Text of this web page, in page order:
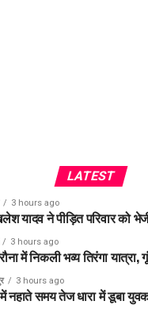
LATEST
3 hours ago
यादव ने पीड़ित परिवार को
3 hours ago
में निकली भव्य तिरंगा
3 hours ago
नहाते समय तेज धारा में डूबा